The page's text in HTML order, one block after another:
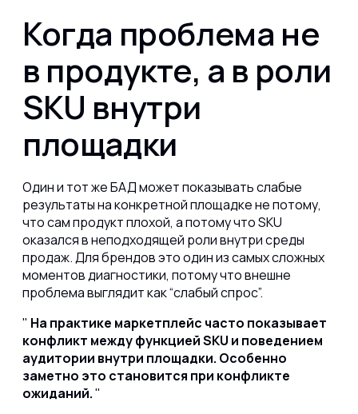
Когда проблема не
в продукте, а в роли
SKU внутри
площадки
Один и тот же БАД может показывать слабые
результаты на конкретной площадке не потому,
что сам продукт плохой, а потому что SKU
оказался в неподходящей роли внутри среды
продаж. Для брендов это один из самых сложных
моментов диагностики, потому что внешне
проблема выглядит как “слабый спрос”.
На практике маркетплейс часто показывает
конфликт между функцией SKU и поведением
аудитории внутри площадки. Особенно
заметно это становится при конфликте
ожиданий.